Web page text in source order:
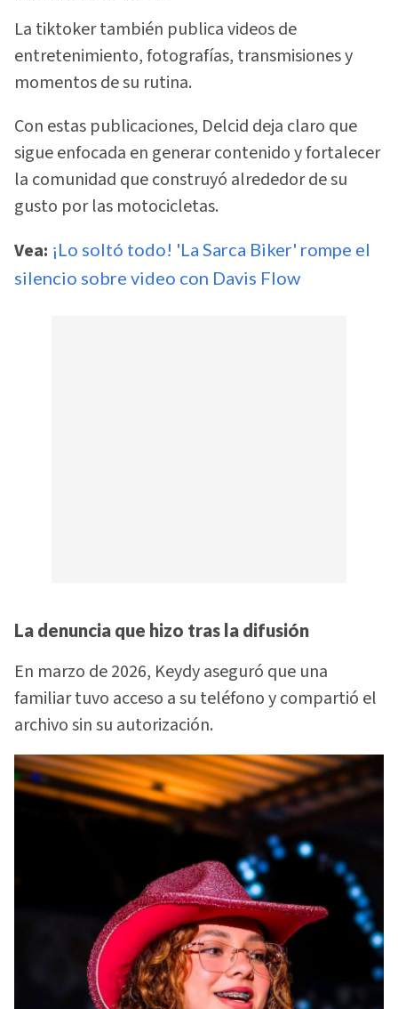
La tiktoker también publica videos de
entretenimiento, fotografías, transmisiones y
momentos de su rutina.
Con estas publicaciones, Delcid deja claro que
sigue enfocada en generar contenido y fortalecer
la comunidad que construyó alrededor de su
gusto por las motocicletas.
Vea: ¡Lo soltó todo! 'La Sarca Biker' rompe el
silencio sobre video con Davis Flow
La denuncia que hizo tras la difusión
En marzo de 2026, Keydy aseguró que una
familiar tuvo acceso a su teléfono y compartió el
archivo sin su autorización.